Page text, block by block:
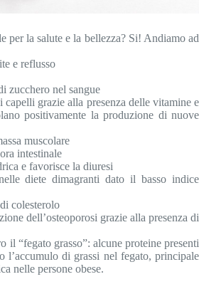
per la salute e la bellezza? Si! Andiamo ad
e reflusso
zucchero nel sangue
grazie alla presenza delle vitamine e
positivamente la produzione di nuove
muscolare
intestinale
e favorisce la diuresi
diete dimagranti dato il basso indice
colesterolo
dell’osteoporosi grazie alla presenza di
il “fegato grasso”: alcune proteine presenti
l’accumulo di grassi nel fegato, principale
nelle persone obese.